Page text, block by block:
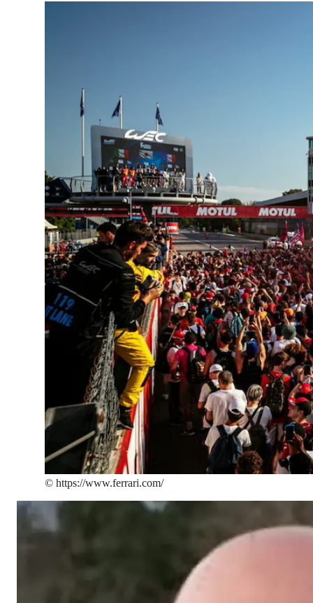
© https://www.ferrari.com/